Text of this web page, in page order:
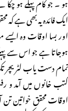
ایک فائدہ یہ بھی ہے
اور بسا اوقات وہ
ہوجاتا ہے جو اس سے
تمام دست یاب
کتب خانوں میں آمد
اوقات محقق خواتین تن